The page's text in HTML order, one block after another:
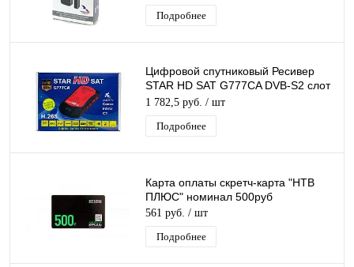
Подробнее
Цифровой спутниковый Ресивер
STAR HD SAT G777CA DVB-S2 слот
для карты, USB поддержка 3G
модема
1 782,5 руб. / шт
Подробнее
Карта оплаты скретч-карта "НТВ
ПЛЮС" номинал 500руб
561 руб. / шт
Подробнее